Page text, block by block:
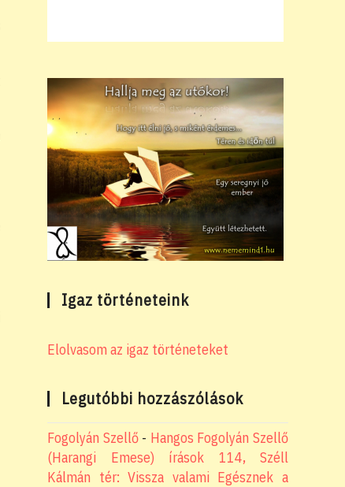
Igaz történeteink
Elolvasom az igaz történeteket
Legutóbbi hozzászólások
Fogolyán Szellő- Hangos Fogolyán Szellő
(Harangi Emese) írások 114, Széll
Kálmán tér: Vissza valami Egésznek a